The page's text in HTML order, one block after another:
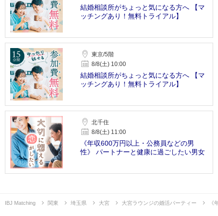
結婚相談所がちょっと気になる方へ 【マ
ッチングあり！無料トライアル】
東京/5階
8/8(土) 10:00
結婚相談所がちょっと気になる方へ 【マ
ッチングあり！無料トライアル】
北千住
8/8(土) 11:00
《年収600万円以上・公務員などの男
性》 パートナーと健康に過ごしたい男女
IBJ Matching 関東 埼玉県 大宮 大宮ラウンジの婚活パーティー 《